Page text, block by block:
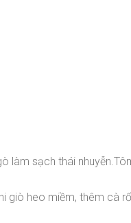
làm sạch thái
giò heo miềm, thêm cà